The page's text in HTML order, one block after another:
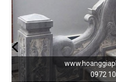
0972 101 656